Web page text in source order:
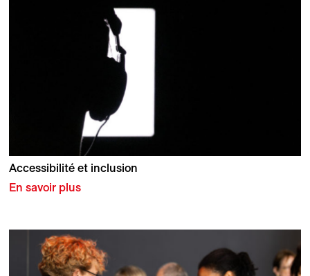
Accessibilité et inclusion
En savoir plus